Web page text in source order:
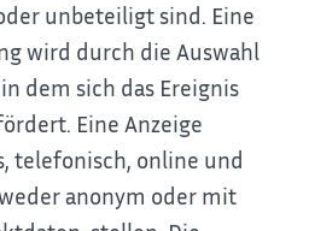
unbeteiligt sind. Eine
wird durch die Auswahl
dem sich das Ereignis
Eine Anzeige
telefonisch, online und
anonym oder mit